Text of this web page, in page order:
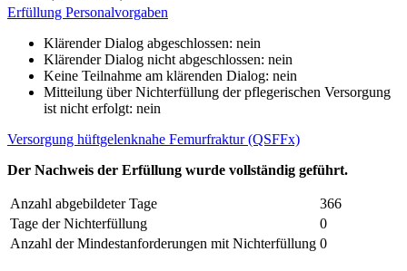
Erfüllung Personalvorgaben
Klärender Dialog abgeschlossen: nein
Klärender Dialog nicht abgeschlossen: nein
Keine Teilnahme am klärenden Dialog: nein
Mitteilung über Nichterfüllung der pflegerischen Versorgung
ist nicht erfolgt: nein
Versorgung hüftgelenknahe Femurfraktur (QSFFx)
Der Nachweis der Erfüllung wurde vollständig geführt.
Anzahl abgebildeter Tage
366
Tage der Nichterfüllung
0
Anzahl der Mindestanforderungen mit Nichterfüllung 0